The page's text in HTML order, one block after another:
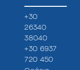
+30
26340
38040
+30 6937
720 450